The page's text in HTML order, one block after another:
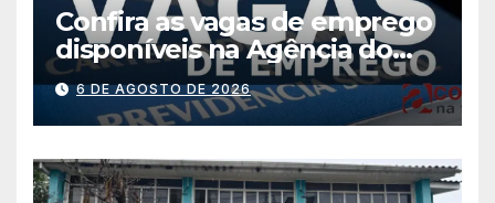
Confira as vagas de emprego
disponíveis na Agência do
Trabalhador
6 DE AGOSTO DE 2026